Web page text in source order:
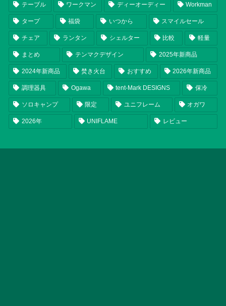
テーブル ワークマン ディーオーディー Workman
タープ 福袋 いつから スマイルセール
チェア ランタン シェルター 比較 軽量
まとめ テンマクデザイン 2025年新商品
2024年新商品 焚き火台 おすすめ 2026年新商品
調理器具 Ogawa tent-Mark DESIGNS 保冷
ソロキャンプ 限定 ユニフレーム オガワ
2026年 UNIFLAME レビュー